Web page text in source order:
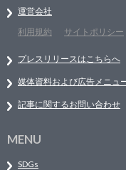
運営会社
利用規約
サイトポリシー
プレスリリースはこちらへ
媒体資料および広告メニュ
記事に関するお問い合わせ
MENU
SDGs